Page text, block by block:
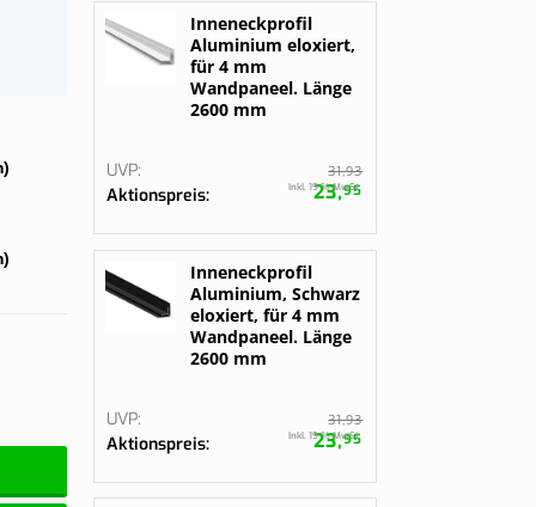
Bestelle jetzt
Inneneckprofil
Aluminium eloxiert,
für 4 mm
Wandpaneel. Länge
2600 mm
UVP 31,93
Aktionspreis 23,95
Inkl. 19 % MwSt.
Inneneckprofil
Aluminium, Schwarz
eloxiert, für 4 mm
Wandpaneel. Länge
2600 mm
UVP 31,93
Aktionspreis 23,95
Inkl. 19 % MwSt.